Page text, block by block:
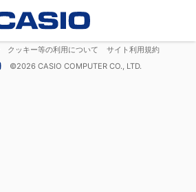
クッキー等の利用について
サイト利用規約
©2026 CASIO COMPUTER CO., LTD.